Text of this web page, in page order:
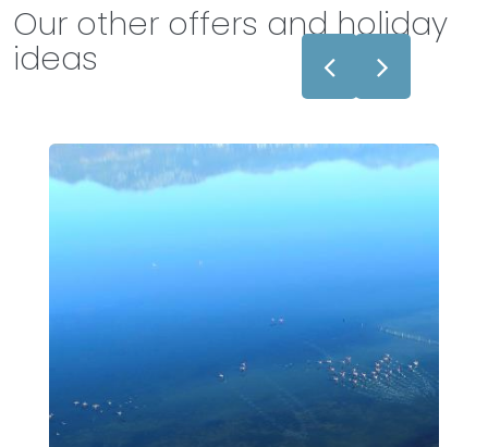
Our other offers and holiday
ideas